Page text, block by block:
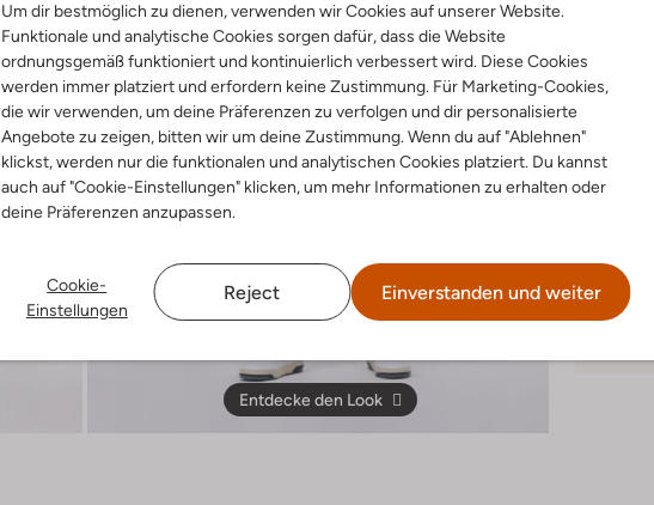
Um dir bestmöglich zu dienen, verwenden wir Cookies auf unserer Website.
Funktionale und analytische Cookies sorgen dafür, dass die Website
ordnungsgemäß funktioniert und kontinuierlich verbessert wird. Diese Cookies
werden immer platziert und erfordern keine Zustimmung. Für Marketing-Cookies,
die wir verwenden, um deine Präferenzen zu verfolgen und dir personalisierte
Angebote zu zeigen, bitten wir um deine Zustimmung. Wenn du auf "Ablehnen"
klickst, werden nur die funktionalen und analytischen Cookies platziert. Du kannst
auch auf "Cookie-Einstellungen" klicken, um mehr Informationen zu erhalten oder
deine Präferenzen anzupassen.
Cookie-
Einstellungen
Reject Einverstanden und weiter
Entdecke den Look